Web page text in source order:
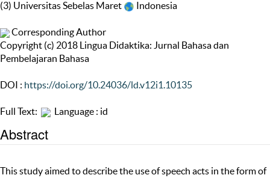
(3) Universitas Sebelas Maret
Indonesia
Corresponding Author
Copyright (c) 2018 Lingua Didaktika: Jurnal Bahasa dan
Pembelajaran Bahasa
DOI : https://doi.org/10.24036/ld.v12i1.10135
Full Text: Language : id
Abstract
This study aimed to describe the use of speech acts in the form of